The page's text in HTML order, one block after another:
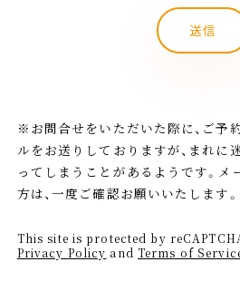
※お問合せをいただいた際に、ご予
ルをお送りしておりますが、まれに
ってしまうことがあるようです。
方は、一度ご確認お願いいたします。
This site is protected by
Privacy Policy and Terms of